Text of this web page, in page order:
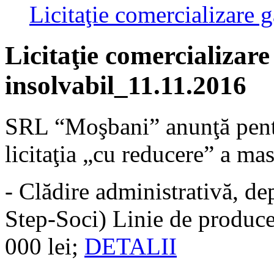
Licitaţie comercializare
Licitaţie
insolvabil_11.11.2016
SRL “Moşbani” anunţă
licitaţia „cu reducere” a
- Clădire administrativă,
Step-Soci) Linie de
000 lei; DETALII